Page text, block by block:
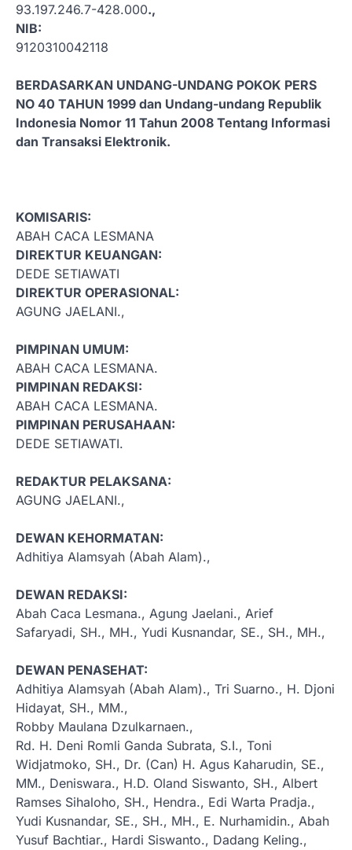
93.197.246.7-428.000.,
NIB:
9120310042118
BERDASARKAN UNDANG-UNDANG POKOK PERS
NO 40 TAHUN 1999 dan Undang-undang Republik
Indonesia Nomor 11 Tahun 2008 Tentang Informasi
dan Transaksi Elektronik.
KOMISARIS:
ABAH CACA LESMANA
DIREKTUR KEUANGAN:
DEDE SETIAWATI
DIREKTUR OPERASIONAL:
AGUNG JAELANI.,
PIMPINAN UMUM:
ABAH CACA LESMANA.
PIMPINAN REDAKSI:
ABAH CACA LESMANA.
PIMPINAN PERUSAHAAN:
DEDE SETIAWATI.
REDAKTUR PELAKSANA:
AGUNG JAELANI.,
DEWAN KEHORMATAN:
Adhitiya Alamsyah (Abah Alam).,
DEWAN REDAKSI:
Abah Caca Lesmana., Agung Jaelani., Arief
Safaryadi, SH., MH., Yudi Kusnandar, SE., SH., MH.,
DEWAN PENASEHAT:
Adhitiya Alamsyah (Abah Alam)., Tri Suarno., H. Djoni
Hidayat, SH., MM.,
Robby Maulana Dzulkarnaen.,
Rd. H. Deni Romli Ganda Subrata, S.I., Toni
Widjatmoko, SH., Dr. (Can) H. Agus Kaharudin, SE.,
MM., Deniswara., H.D. Oland Siswanto, SH., Albert
Ramses Sihaloho, SH., Hendra., Edi Warta Pradja.,
Yudi Kusnandar, SE., SH., MH., E. Nurhamidin., Abah
Yusuf Bachtiar., Hardi Siswanto., Dadang Keling.,